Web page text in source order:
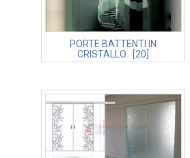
PORTE BATTENTI IN
CRISTALLO [20]